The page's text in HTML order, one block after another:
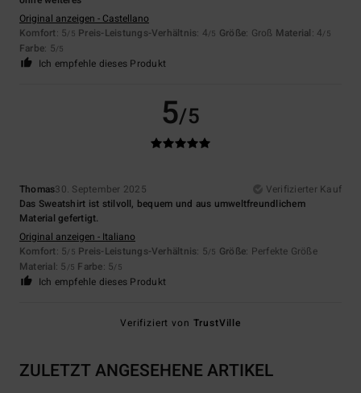
Original anzeigen - Castellano
Komfort: 5/5 Preis-Leistungs-Verhältnis: 4/5 Größe: Groß Material: 4/5
Farbe: 5/5
Ich empfehle dieses Produkt
5/5
Thomas30. September 2025
Verifizierter Kauf
Das Sweatshirt ist stilvoll, bequem und aus umweltfreundlichem
Material gefertigt.
Original anzeigen - Italiano
Komfort: 5/5 Preis-Leistungs-Verhältnis: 5/5 Größe: Perfekte Größe
Material: 5 /5 Farbe: 5/5
Ich empfehle dieses Produkt
Verifiziert von TrustVille
ZULETZT ANGESEHENE ARTIKEL